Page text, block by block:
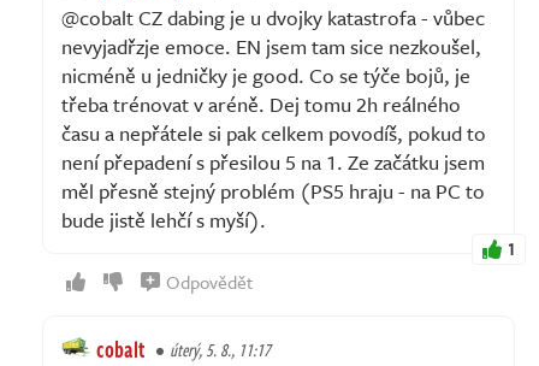
@cobalt CZ dabing je u dvojky katastrofa - vůbec
nevyjadřzje emoce. EN jsem tam sice nezkoušel,
nicméně u jedničky je good. Co se týče bojů, je
třeba trénovat v aréně. Dej tomu 2h reálného
času a nepřátele si pak celkem povodíš, pokud to
není přepadení s přesilou 5 na 1. Ze začátku jsem
měl přesně stejný problém (PS5 hraju - na PC to
bude jistě lehčí s myší).
1
Odpovědět
cobalt úterý, 5. 8., 11:17